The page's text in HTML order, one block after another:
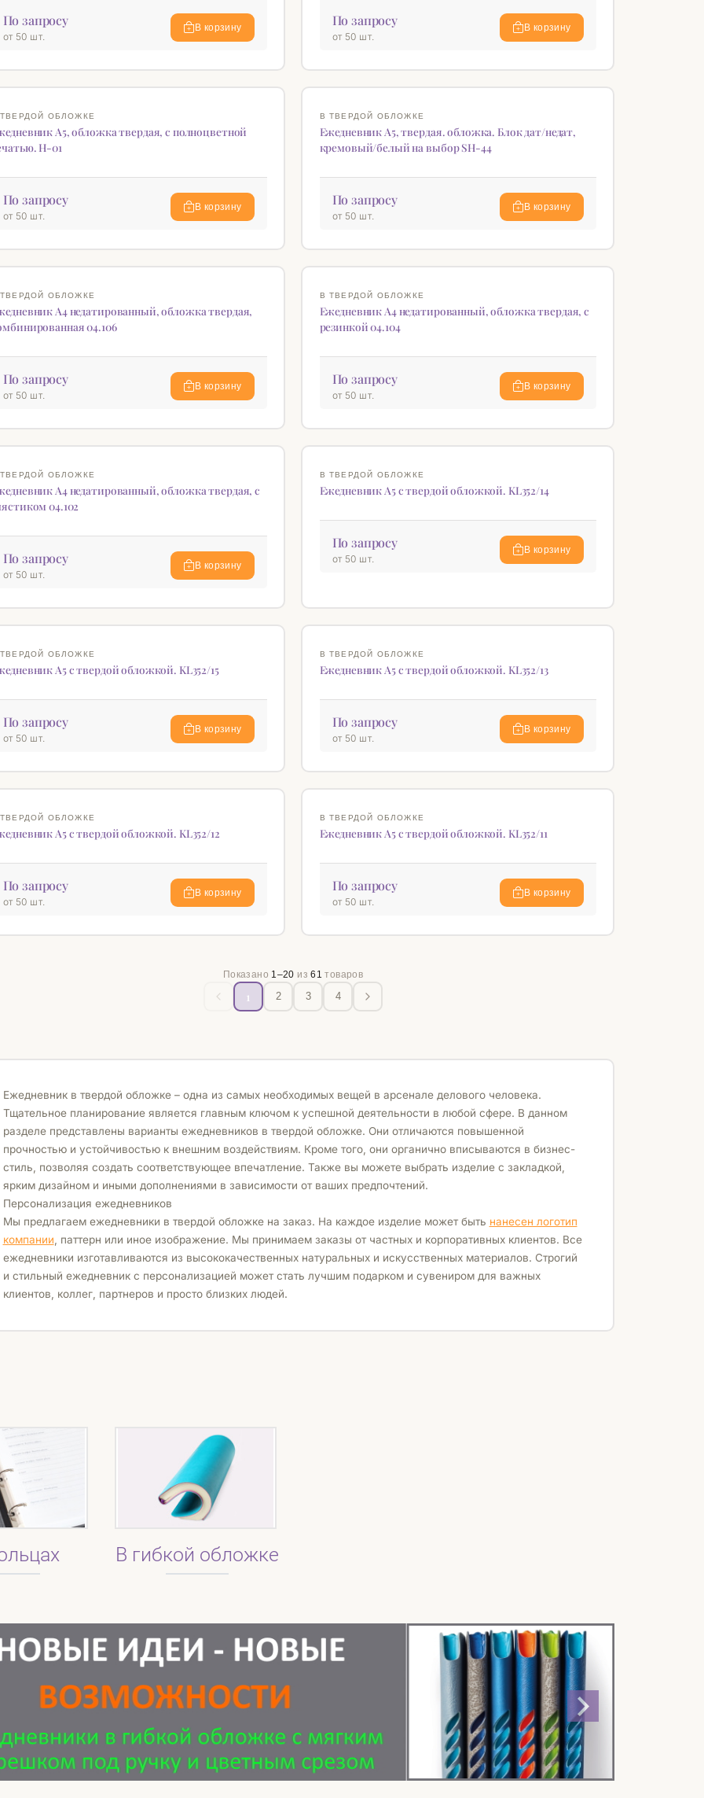
По запросу
от 50 шт.
В корзину По запросу
от 50 шт.
В корзину
ОБЛОЖКЕ
А5, обложка твердая, с полноцветной
H-01
По запросу
от 50 шт.
В корзину
В ТВЕРДОЙ ОБЛОЖКЕ
Ежедневник А5, твердая. обложка. Блок дат/недат,
кремовый/белый на выбор SH-44
По запросу
от 50 шт.
В корзину
ОБЛОЖКЕ
А4 недатированный, обложка твердая,
04.106
По запросу
от 50 шт.
В корзину
В ТВЕРДОЙ ОБЛОЖКЕ
Ежедневник А4 недатированный, обложка твердая, с
резинкой 04.104
По запросу
от 50 шт.
В корзину
ОБЛОЖКЕ
А4 недатированный, обложка твердая, с
04.102
По запросу
от 50 шт.
В корзину
В ТВЕРДОЙ ОБЛОЖКЕ
Ежедневник А5 c твердой обложкой. KL352/14
По запросу
от 50 шт.
В корзину
ОБЛОЖКЕ
А5 c твердой обложкой. KL352/15
По запросу
от 50 шт.
В корзину
В ТВЕРДОЙ ОБЛОЖКЕ
Ежедневник А5 c твердой обложкой. KL352/13
По запросу
от 50 шт.
В корзину
ОБЛОЖКЕ
А5 c твердой обложкой. KL352/12
По запросу
от 50 шт.
В корзину
В ТВЕРДОЙ ОБЛОЖКЕ
Ежедневник А5 c твердой обложкой. KL352/11
По запросу
от 50 шт.
В корзину
Показано 1–20 из61 товаров
1 2 3 4
Ежедневник в твердой обложке – одна из самых необходимых вещей в арсенале делового человека.
Тщательное планирование является главным ключом к успешной деятельности в любой сфере. В данном
разделе представлены варианты ежедневников в твердой обложке. Они отличаются повышенной
прочностью и устойчивостью к внешним воздействиям. Кроме того, они органично вписываются в бизнес-
стиль, позволяя создать соответствующее впечатление. Также вы можете выбрать изделие с закладкой,
ярким дизайном и иными дополнениями в зависимости от ваших предпочтений.
Персонализация ежедневников
Мы предлагаем ежедневники в твердой обложке на заказ. На каждое изделие может быть нанесен логотип
компании , паттерн или иное изображение. Мы принимаем заказы от частных и корпоративных клиентов. Все
ежедневники изготавливаются из высококачественных натуральных и искусственных материалов. Строгий
и стильный ежедневник с персонализацией может стать лучшим подарком и сувениром для важных
клиентов, коллег, партнеров и просто близких людей.
В гибкой обложке